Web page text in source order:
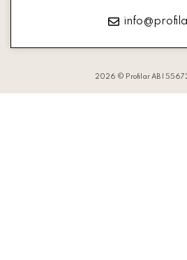
2026 © Profilar AB |